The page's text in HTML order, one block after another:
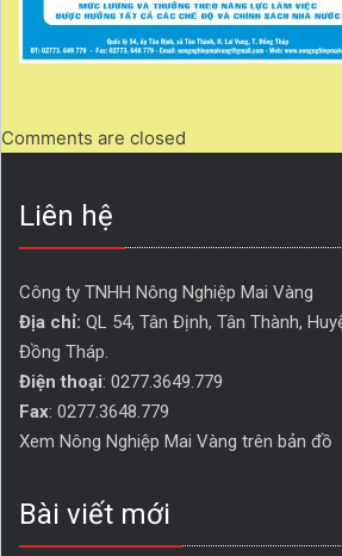
Comments are closed
Liên hệ
Công ty TNHH Nông Nghiệp Mai Vàng
Địa chỉ: QL 54, Tân Định, Tân Thành,
Đồng Tháp.
Điện thoại: 0277.3649.779
Fax: 0277.3648.779
Xem Nông Nghiệp Mai Vàng trên bản đồ
Bài viết mới